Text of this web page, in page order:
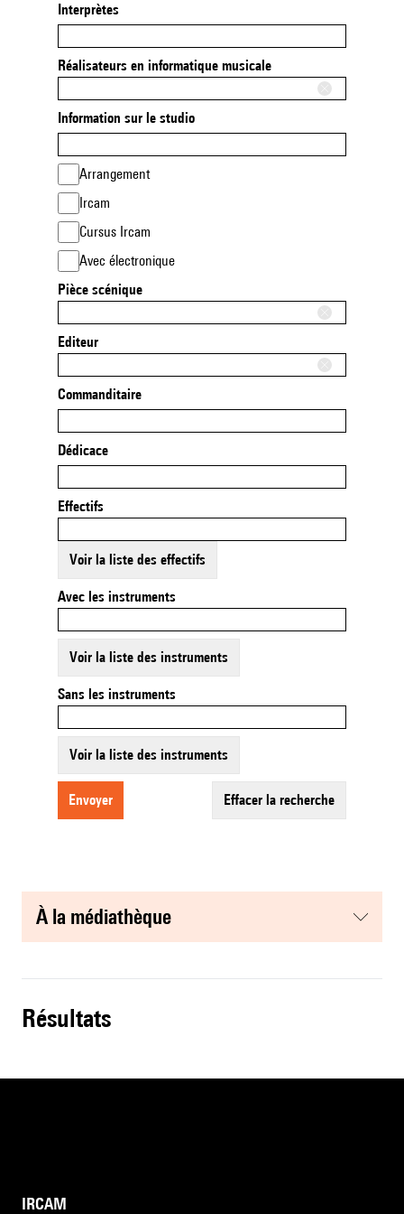
Interprètes
Réalisateurs en informatique musicale
Information sur le studio
Arrangement
Ircam
Cursus Ircam
Avec électronique
Pièce scénique
Editeur
Commanditaire
Dédicace
Effectifs
Voir la liste des effectifs
Avec les instruments
Voir la liste des instruments
Sans les instruments
Voir la liste des instruments
envoyer effacer la recherche
à la médiathèque
résultats
IRCAM